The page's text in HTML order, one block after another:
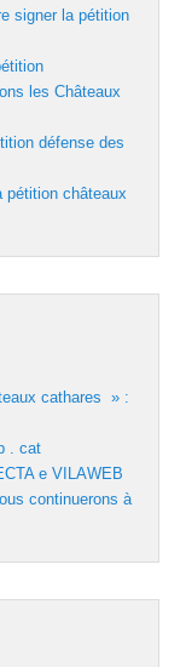
signer la pétition
les Châteaux
défense des
pétition châteaux
cathares » :
. cat
e VILAWEB
continuerons à